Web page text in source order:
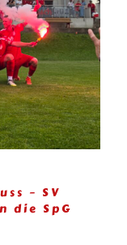
– SV
die SpG